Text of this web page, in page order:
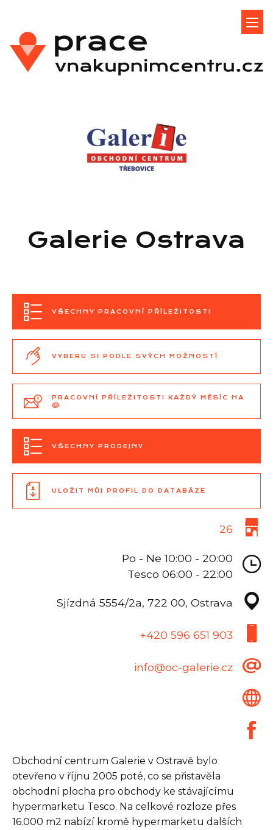
Seznam prodejen
Galerie Ostrava
VŠECHNY PRACOVNÍ PŘÍLEŽITOSTI
VYBERU SI PODLE SVÝCH MOŽNOSTÍ
PRACOVNÍ PŘÍLEŽITOSTI KAŽDÝ MĚSÍC NA
@
VŠECHNY PRODEJNY
ULOŽIT MŮJ PROFIL DO DATABÁZE
26
Po - Ne 10:00 - 20:00
Tesco 06:00 - 22:00
Sjízdná 5554/2a, 722 00, Ostrava
+420 596 651 903
info@oc-galerie.cz
Obchodní centrum Galerie v Ostravě bylo
otevřeno v říjnu 2005 poté, co se přistavěla
obchodní plocha pro obchody ke stávajícímu
hypermarketu Tesco. Na celkové rozloze přes
16.000 m2 nabízí kromě hypermarketu dalších